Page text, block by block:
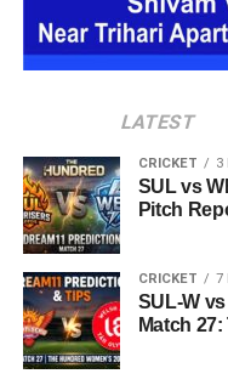
देहरादून पुलिस
को ये भी
बाद भुगतान किए बिना चला
कर्मियों के साथ भी कथित
पुलिस द्वारा की गई तलाशी में
LATEST
CRICKET 3
SUL vs
Pitch
CRICKET 7
SUL-W
Match